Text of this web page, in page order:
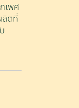
เพศ
ลิตที่